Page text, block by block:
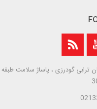
ترابی گودرزی ، پاساژ سلامت طبقه